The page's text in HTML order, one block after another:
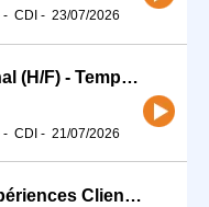
- CDI - 23/07/2026
Conseiller-ère Vente Omnicanal (H/F) - Temps partiel
- CDI - 21/07/2026
Conseiller-ère Services et Expériences Client (H/F) - CDD 35H Septembre 2026